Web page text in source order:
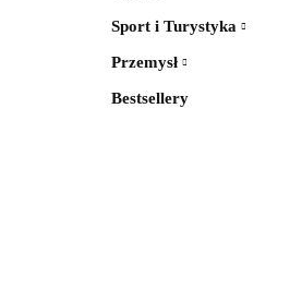
Sport i Turystyka
Przemysł
Bestsellery